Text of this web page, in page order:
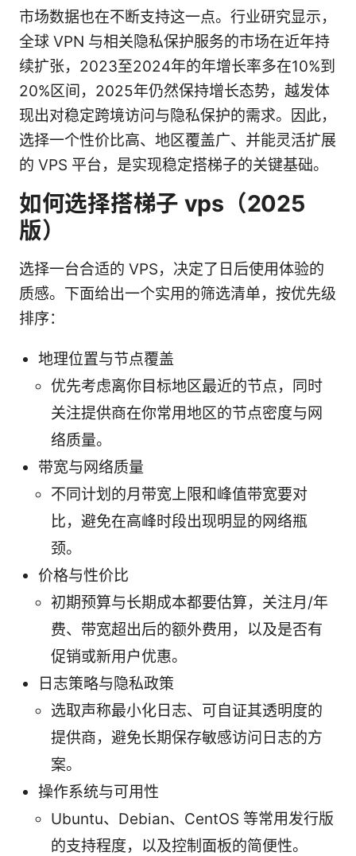
市场数据也在不断支持这一点。行业研究显示，
全球 VPN 与相关隐私保护服务的市场在近年持
续扩张，2023至2024年的年增长率多在10%到
20%区间，2025年仍然保持增长态势，越发体
现出对稳定跨境访问与隐私保护的需求。因此，
选择一个性价比高、地区覆盖广、并能灵活扩展
的 VPS 平台，是实现稳定搭梯子的关键基础。
如何选择搭梯子 vps（2025
版）
选择一台合适的 VPS，决定了日后使用体验的
质感。下面给出一个实用的筛选清单，按优先级
排序：
地理位置与节点覆盖
优先考虑离你目标地区最近的节点，同时
关注提供商在你常用地区的节点密度与网
络质量。
带宽与网络质量
不同计划的月带宽上限和峰值带宽要对
比，避免在高峰时段出现明显的网络瓶
颈。
价格与性价比
初期预算与长期成本都要估算，关注月/年
费、带宽超出后的额外费用，以及是否有
促销或新用户优惠。
日志策略与隐私政策
选取声称最小化日志、可自证其透明度的
提供商，避免长期保存敏感访问日志的方
案。
操作系统与可用性
Ubuntu、Debian、CentOS 等常用发行版
的支持程度，以及控制面板的简便性。